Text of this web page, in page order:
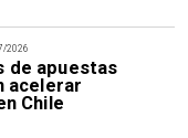
2026
de apuestas
acelerar
Chile